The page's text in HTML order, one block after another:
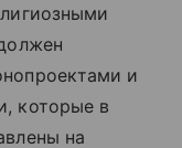
и
которые в
на